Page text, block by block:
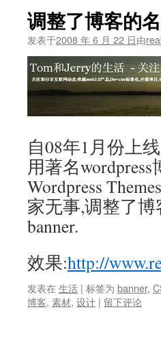
调整了博客的
发表于2008 年 6 月 22 日由
自08年1月份上
用著名
Wordpress
家无事,调整了
banner.
效果:http://
发表在 生活 | 标签为 banner,
博客, 素材, 设计 | 留下评论